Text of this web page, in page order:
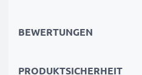
BEWERTUNGEN
PRODUKTSICHERHEIT